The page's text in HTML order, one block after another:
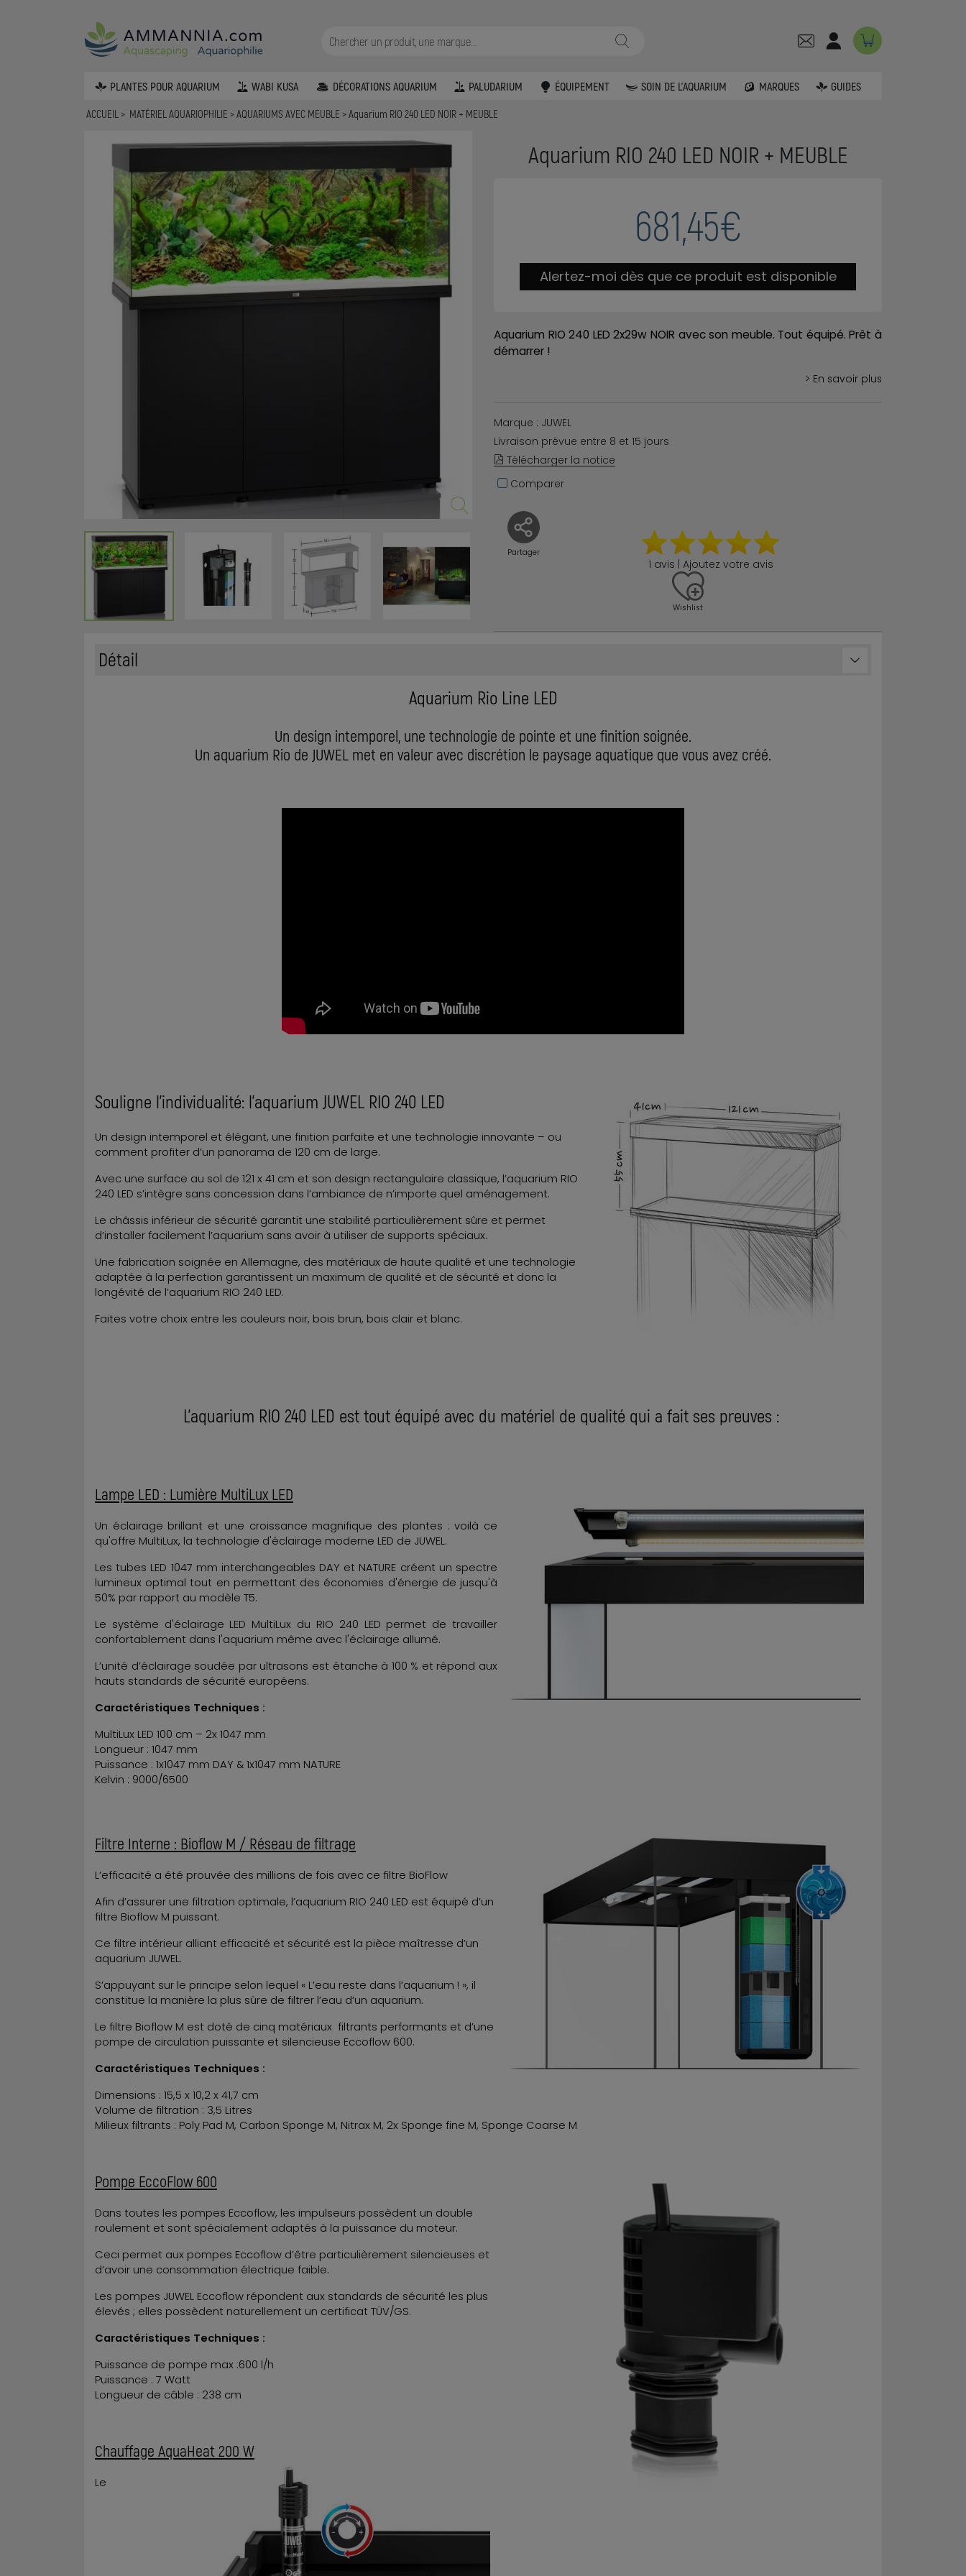
PLANTES POUR AQUARIUM WABI KUSA DÉCORATIONS AQUARIUM PALUDARIUM ÉQUIPEMENT SOIN DE L'AQUARIUM MARQUES GUIDES
ACCUEIL MATÉRIEL AQUARIOPHILIE AQUARIUMS AVEC MEUBLE Aquarium RIO 240 LED NOIR + MEUBLE
Aquarium RIO 240 LED NOIR + MEUBLE
681,45€
Alertez-moi dès que ce produit est disponible
Aquarium RIO 240 LED 2x29w NOIR avec son meuble. Tout équipé. Prêt à
démarrer !
> En savoir plus
Marque : JUWEL
Livraison prévue entre 8 et 15 jours
Télécharger la notice
Comparer
Partager
1 avis | Ajoutez votre avis
Wishlist
Détail
Aquarium Rio Line LED
Un design intemporel, une technologie de pointe et une finition soignée.
Un aquarium Rio de JUWEL met en valeur avec discrétion le paysage aquatique que vous avez créé.
Souligne l’individualité: l’aquarium JUWEL RIO 240 LED
Un design intemporel et élégant, une finition parfaite et une technologie innovante – ou
comment profiter d’un panorama de 120 cm de large.
Avec une surface au sol de 121 x 41 cm et son design rectangulaire classique, l’aquarium RIO
240 LED s’intègre sans concession dans l’ambiance de n’importe quel aménagement.
Le châssis inférieur de sécurité garantit une stabilité particulièrement sûre et permet
d’installer facilement l’aquarium sans avoir à utiliser de supports spéciaux.
Une fabrication soignée en Allemagne, des matériaux de haute qualité et une technologie
adaptée à la perfection garantissent un maximum de qualité et de sécurité et donc la
longévité de l’aquarium RIO 240 LED.
Faites votre choix entre les couleurs noir, bois brun, bois clair et blanc.
L’aquarium RIO 240 LED est tout équipé avec du matériel de qualité qui a fait ses preuves :
Lampe LED : Lumière MultiLux LED
Un éclairage brillant et une croissance magnifique des plantes : voilà ce
qu'offre MultiLux, la technologie d'éclairage moderne LED de JUWEL.
Les tubes LED 1047 mm interchangeables DAY et NATURE créent un spectre
lumineux optimal tout en permettant des économies d'énergie de jusqu'à
50% par rapport au modèle T5.
Le système d'éclairage LED MultiLux du RIO 240 LED permet de travailler
confortablement dans l'aquarium même avec l'éclairage allumé.
L’unité d’éclairage soudée par ultrasons est étanche à 100 % et répond aux
hauts standards de sécurité européens.
Caractéristiques Techniques :
MultiLux LED 100 cm – 2x 1047 mm
Longueur : 1047 mm
Puissance : 1x1047 mm DAY & 1x1047 mm NATURE
Kelvin : 9000/6500
Filtre Interne : Bioflow M / Réseau de filtrage
L‘efficacité a été prouvée des millions de fois avec ce filtre BioFlow
Afin d’assurer une filtration optimale, l’aquarium RIO 240 LED est équipé d’un
filtre Bioflow M puissant.
Ce filtre intérieur alliant efficacité et sécurité est la pièce maîtresse d’un
aquarium JUWEL.
S’appuyant sur le principe selon lequel « L’eau reste dans l’aquarium ! », il
constitue la manière la plus sûre de filtrer l’eau d’un aquarium.
Le filtre Bioflow M est doté de cinq matériaux filtrants performants et d’une
pompe de circulation puissante et silencieuse Eccoflow 600.
Caractéristiques Techniques :
Dimensions : 15,5 x 10,2 x 41,7 cm
Volume de filtration : 3,5 Litres
Milieux filtrants : Poly Pad M, Carbon Sponge M, Nitrax M, 2x Sponge fine M, Sponge Coarse M
Pompe EccoFlow 600
Dans toutes les pompes Eccoflow, les impulseurs possèdent un double
roulement et sont spécialement adaptés à la puissance du moteur.
Ceci permet aux pompes Eccoflow d’être particulièrement silencieuses et
d’avoir une consommation électrique faible.
Les pompes JUWEL Eccoflow répondent aux standards de sécurité les plus
élevés ; elles possèdent naturellement un certificat TÜV/GS.
Caractéristiques Techniques :
Puissance de pompe max :600 l/h
Puissance : 7 Watt
Longueur de câble : 238 cm
Chauffage AquaHeat 200 W
Le